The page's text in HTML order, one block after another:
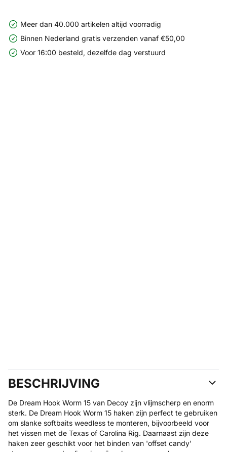
Meer dan 40.000 artikelen altijd voorradig
Binnen Nederland gratis verzenden vanaf €50,00
Voor 16:00 besteld, dezelfde dag verstuurd
BESCHRIJVING
De Dream Hook Worm 15 van Decoy zijn vlijmscherp en enorm
sterk. De Dream Hook Worm 15 haken zijn perfect te gebruiken
om slanke softbaits weedless te monteren, bijvoorbeeld voor
het vissen met de Texas of Carolina Rig. Daarnaast zijn deze
haken zeer geschikt voor het binden van 'offset candy'